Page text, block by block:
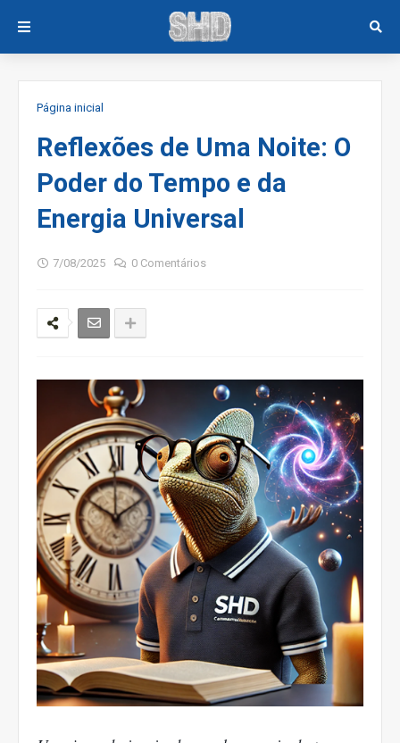
Página inicial
Reflexões de Uma Noite: O
Poder do Tempo e da
Energia Universal
7/08/2025 0 Comentários